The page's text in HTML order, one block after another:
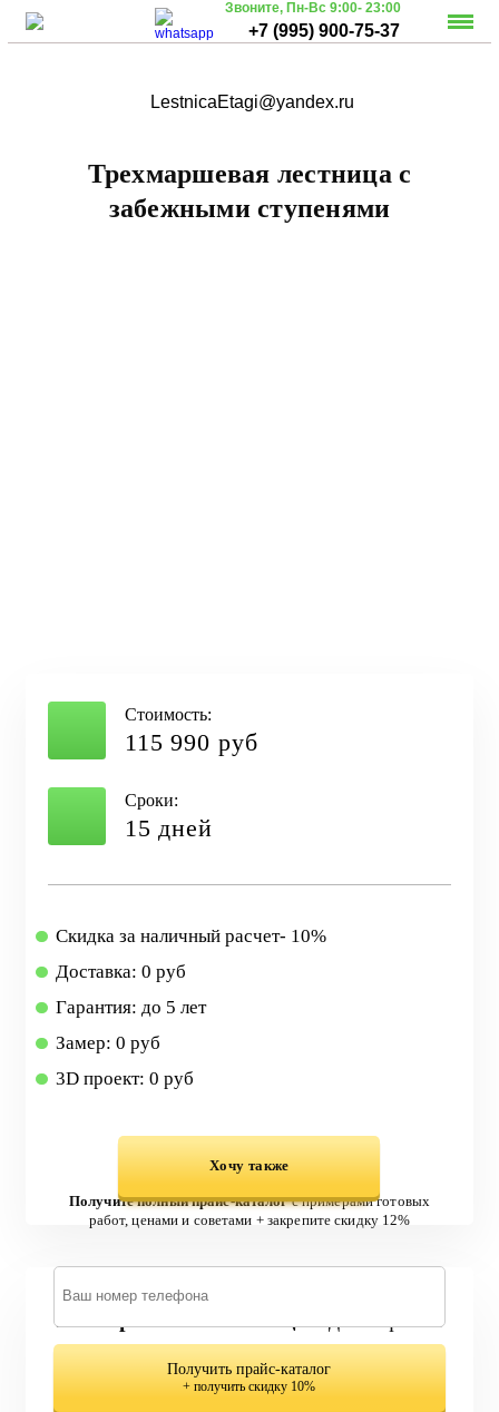
Звоните, Пн-Вс 9:00- 23:00
+7 (995) 900-75-37
LestnicaEtagi@yandex.ru
Трехмаршевая лестница с
забежными ступенями
Стоимость:
115 990 руб
Сроки:
15 дней
Скидка за наличный расчет- 10%
Доставка: 0 руб
Гарантия: до 5 лет
Замер: 0 руб
3D проект: 0 руб
Хочу также
579 вариантов лестниц в одном файле
Получите полный прайс-каталогс примерами готовых
работ, ценами и советами + закрепите скидку 12%
Получить прайс-каталог
+ получить скидку 10%